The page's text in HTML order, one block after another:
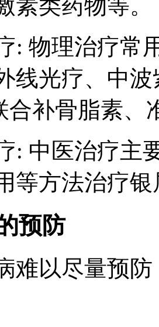
素类药物等。
: 物理治疗常
线光疗、中
合补骨脂素、
: 中医治疗主
等方法治疗银
预防
难以尽量预